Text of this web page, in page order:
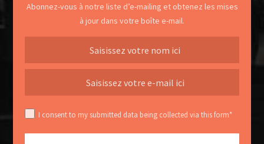
Abonnez-vous à notre liste d’e-mailing et obtenez les mises
à jour dans votre boîte e-mail.
I consent to my submitted data being collected via this form*